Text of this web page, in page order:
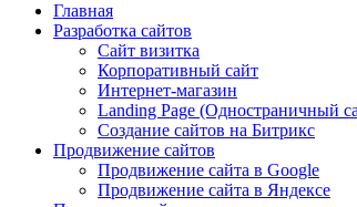
Главная
Разработка сайтов
Сайт визитка
Корпоративный сайт
Интернет-магазин
Landing Page (Одностраничный
Создание сайтов на Битрикс
Продвижение сайтов
Продвижение сайта в Google
Продвижение сайта в Яндексе